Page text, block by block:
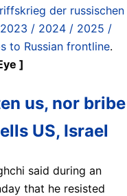
der russischen
/ 2024 / 2025 /
to Russian frontline.
]
us, nor bribe
US, Israel
said during an
that he resisted